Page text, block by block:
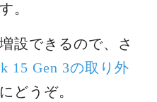
。
設できるので、さ
15 Gen 3の取り外
どうぞ。